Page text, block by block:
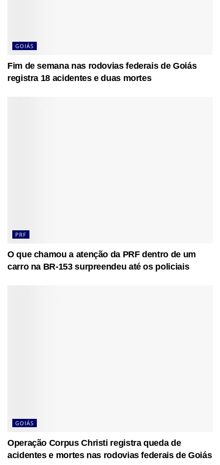
GOIÁS
Fim de semana nas rodovias federais de Goiás
registra 18 acidentes e duas mortes
PRF
O que chamou a atenção da PRF dentro de um
carro na BR-153 surpreendeu até os policiais
GOIÁS
Operação Corpus Christi registra queda de
acidentes e mortes nas rodovias federais de Goiás